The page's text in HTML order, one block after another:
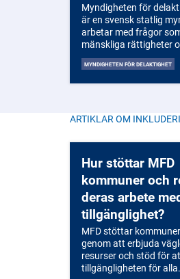
Myndigheten för
är en svensk statlig
arbetar med frågor
mänskliga rättigheter
för personer med
funktionsnedsättning.
uppgift att främja
driver bland annat
kommuner och
skapa mer tillgängliga
inkluderande miljöer.
MYNDIGHETEN FÖR DELAKTIGHET
ARTIKLAR OM
Hur stöttar MFD
kommuner och
deras arbete
tillgänglighet?
MFD stöttar
genom att erbjuda
resurser och stöd för
tillgängligheten för alla.